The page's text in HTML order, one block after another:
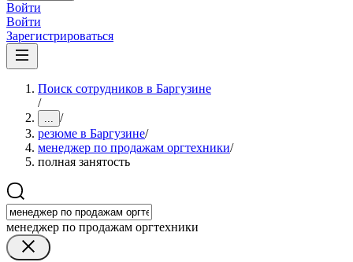
Войти
Войти
Зарегистрироваться
Поиск сотрудников в Баргузине
/
... /
резюме в Баргузине/
менеджер по продажам оргтехники/
полная занятость
менеджер по продажам оргтехники